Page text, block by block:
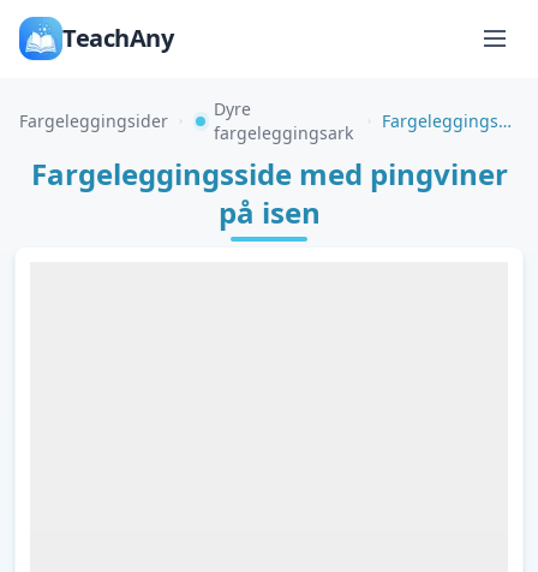
TeachAny
Fargeleggingsider
Dyre
fargeleggingsark
Fargeleggingsside med pingviner på isen
Fargeleggingsside med pingviner
på isen